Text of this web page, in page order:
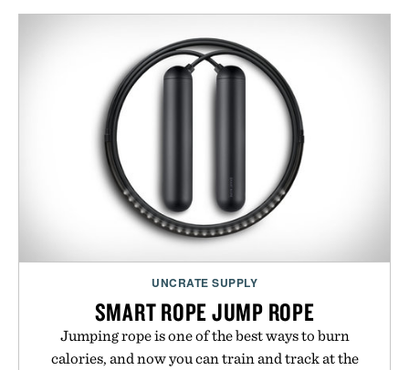
UNCRATE SUPPLY
SMART ROPE JUMP ROPE
Jumping rope is one of the best ways to burn
calories, and now you can train and track at the